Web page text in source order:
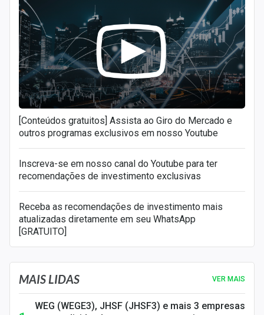
[Conteúdos gratuitos] Assista ao Giro do Mercado e
outros programas exclusivos em nosso Youtube
Inscreva-se em nosso canal do Youtube para ter
recomendações de investimento exclusivas
Receba as recomendações de investimento mais
atualizadas diretamente em seu WhatsApp
[GRATUITO]
MAIS LIDAS VER MAIS
WEG (WEGE3), JHSF (JHSF3) e mais 3 empresas